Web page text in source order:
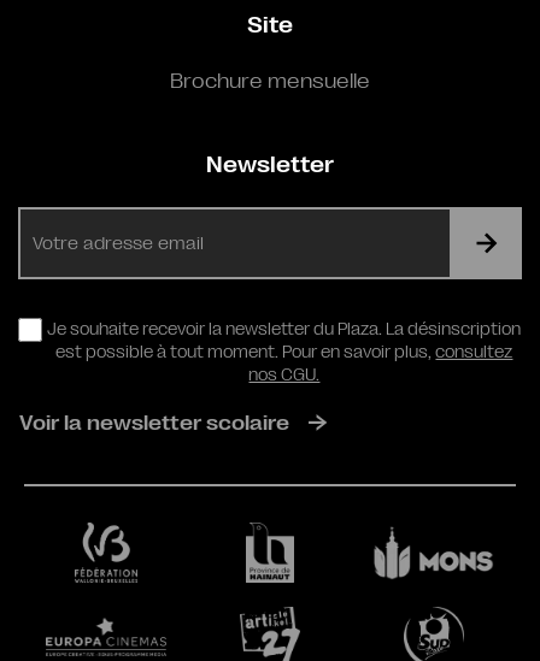
Site
Brochure mensuelle
Newsletter
RGPD
Je souhaite recevoir la newsletter du Plaza. La désinscription
est possible à tout moment. Pour en savoir plus,consultez
nos CGU.
Voir la newsletter scolaire